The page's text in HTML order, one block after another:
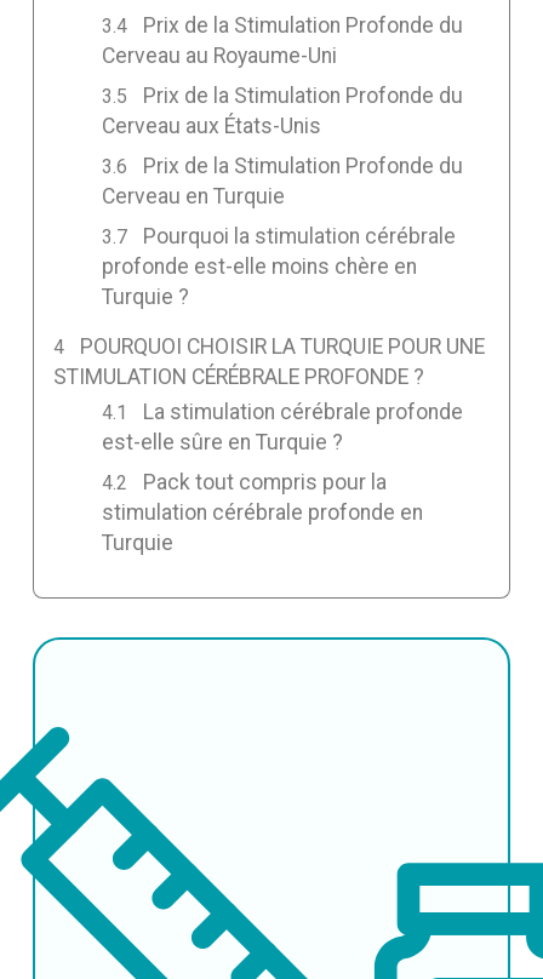
Prix de la Stimulation Profonde du
Cerveau au Royaume-Uni
Prix de la Stimulation Profonde du
Cerveau aux États-Unis
Prix de la Stimulation Profonde du
Cerveau en Turquie
Pourquoi la stimulation cérébrale
profonde est-elle moins chère en
Turquie ?
POURQUOI CHOISIR LA TURQUIE POUR UNE
STIMULATION CÉRÉBRALE PROFONDE ?
La stimulation cérébrale profonde
est-elle sûre en Turquie ?
Pack tout compris pour la
stimulation cérébrale profonde en
Turquie